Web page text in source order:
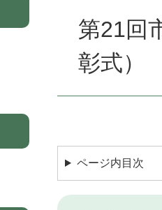
第21回
彰式）
ページ内目次